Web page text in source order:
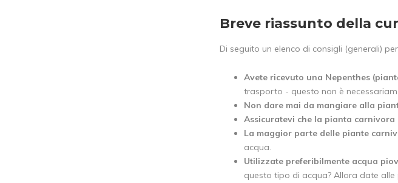
Breve riassunto della
Di seguito un elenco di consigli (generali)
Avete ricevuto una Nepenthes
trasporto - questo non è
Non dare mai da mangiare alla
Assicuratevi che la pianta
La maggior parte delle piante
acqua.
Utilizzate preferibilmente acqua
questo tipo di acqua? Allora date